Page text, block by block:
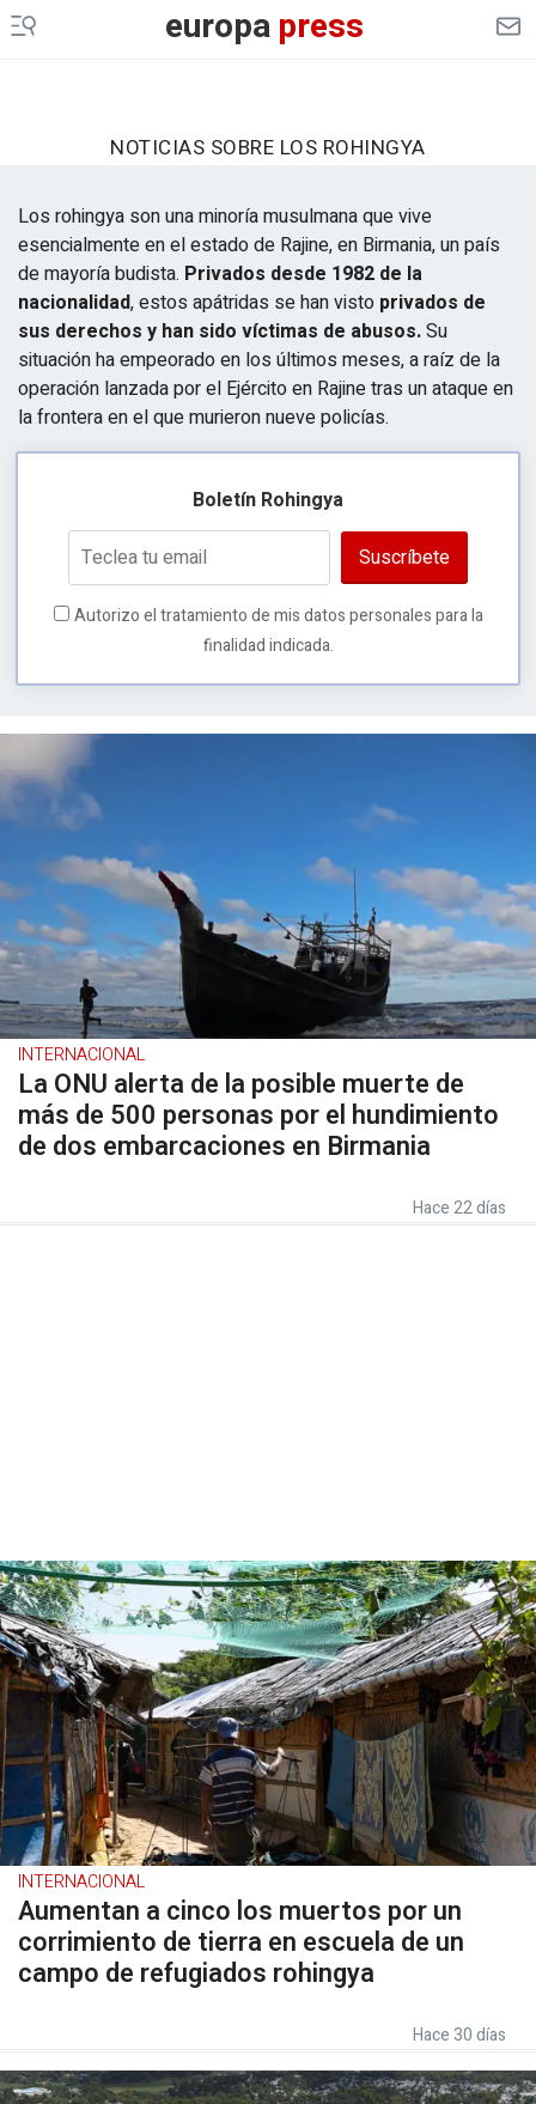
europapress
NOTICIAS SOBRE LOS ROHINGYA
Los rohingya son una minoría musulmana que vive
esencialmente en el estado de Rajine, en Birmania, un país
de mayoría budista. Privados desde 1982 de la
nacionalidad, estos apátridas se han visto privados de
sus derechos y han sido víctimas de abusos.Su
situación ha empeorado en los últimos meses, a raíz de la
operación lanzada por el Ejército en Rajine tras un ataque en
la frontera en el que murieron nueve policías.
Boletín Rohingya
Suscríbete
Autorizo el tratamiento de mis datos personales para la
finalidad indicada.
INTERNACIONAL
La ONU alerta de la posible muerte de
más de 500 personas por el hundimiento
de dos embarcaciones en Birmania
Hace 22 días
INTERNACIONAL
Aumentan a cinco los muertos por un
corrimiento de tierra en escuela de un
campo de refugiados rohingya
Hace 30 días